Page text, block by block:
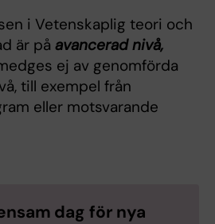
i Vetenskaplig teori och
är på avancerad nivå,
ej av genomförda
till exempel från
eller motsvarande
dag för nya